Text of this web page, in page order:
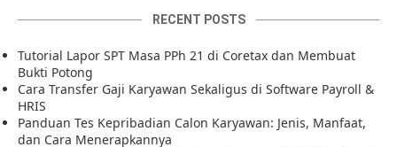
RECENT POSTS
Tutorial Lapor SPT Masa PPh 21 di Coretax dan Membuat
Bukti Potong
Cara Transfer Gaji Karyawan Sekaligus di Software Payroll &
HRIS
Panduan Tes Kepribadian Calon Karyawan: Jenis, Manfaat,
dan Cara Menerapkannya